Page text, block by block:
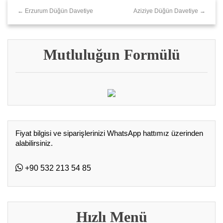
← Erzurum Düğün Davetiye Aziziye Düğün Davetiye →
Mutluluğun Formülü
Fiyat bilgisi ve siparişlerinizi WhatsApp hattımız üzerinden
alabilirsiniz.
+90 532 213 54 85
Hızlı Menü